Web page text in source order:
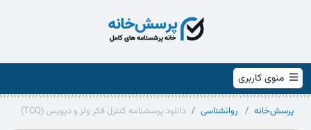
منوی کاربری
پرسش‌خانه روانشناسی دانلود پرسشنامه کنترل فکر ولز و دیویس (TCQ)